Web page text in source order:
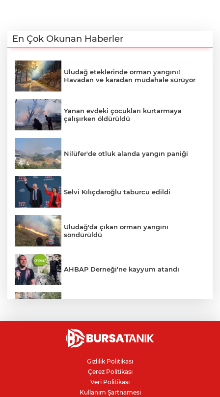
En Çok Okunan Haberler
Uludağ eteklerinde orman yangını!
Havadan ve karadan müdahale sürüyor
Yanan evdeki çocukları kurtarmaya
çalışırken öldürüldü
Nilüfer'de otluk alanda yangın paniği
Selvi Kılıçdaroğlu taburcu edildi
Uludağ'da çıkan orman yangını
söndürüldü
AHBAP Derneği'ne kayyum atandı
Avcılar Belediye Başkanı hakkında
tahliye kararı
Bursa'da vatandaşa zorla hesap açtırıp
kara para aklayan çeteye operasyon
Gizlilik Politikası
Çerez Politikası
Veri Politikası
Kullanım Şartnamesi